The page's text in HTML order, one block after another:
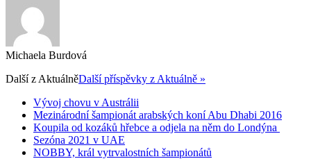
Michaela Burdová
Další z AktuálněDalší příspěvky z Aktuálně »
Vývoj chovu v Austrálii
Mezinárodní šampionát arabských koní Abu Dhabi 2016
Koupila od kozáků hřebce a odjela na něm do Londýna
Sezóna 2021 v UAE
NOBBY, král vytrvalostních šampionátů